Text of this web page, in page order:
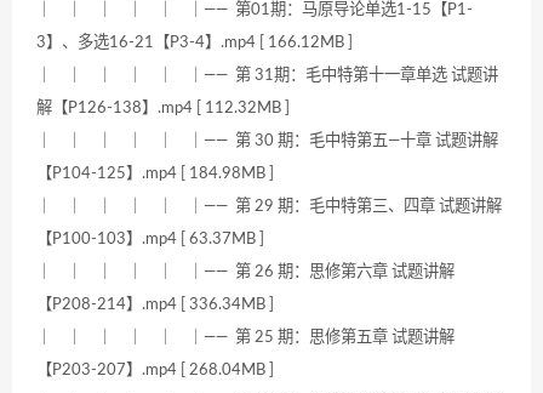
｜ ｜ ｜ ｜ ｜ ｜—— 第01期：马原导论单选1-15【P1-
3】、多选16-21【P3-4】.mp4 [ 166.12MB ]
｜ ｜ ｜ ｜ ｜ ｜—— 第 31期：毛中特第十一章单选 试题讲
解【P126-138】.mp4 [ 112.32MB ]
｜ ｜ ｜ ｜ ｜ ｜—— 第 30 期：毛中特第五—十章 试题讲解
【P104-125】.mp4 [ 184.98MB ]
｜ ｜ ｜ ｜ ｜ ｜—— 第 29 期：毛中特第三、四章 试题讲解
【P100-103】.mp4 [ 63.37MB ]
｜ ｜ ｜ ｜ ｜ ｜—— 第 26 期：思修第六章 试题讲解
【P208-214】.mp4 [ 336.34MB ]
｜ ｜ ｜ ｜ ｜ ｜—— 第 25 期：思修第五章 试题讲解
【P203-207】.mp4 [ 268.04MB ]